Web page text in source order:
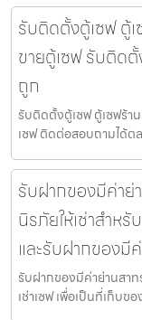
รับติดตั้งตู้เซฟ ตู้
ขายตู้เซฟ รับติด
ถูก
รับติดตั้งตู้เซฟ ตู้เซฟร้
เซฟ ติดต่อสอบถามได้ต
รับฝากของมีค่า
นิรภัยให้เช่าสำหรั
และรับฝากของมี
รับฝากของมีค่าย่านสา
เช่าเซฟ เพื่อเป็นที่เก็บ